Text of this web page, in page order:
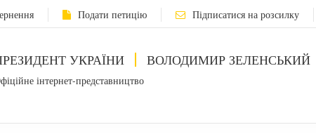
Подати петицію Підписатися на розсилку
УКРАЇНИ ВОЛОДИМИР ЗЕЛЕНСЬКИЙ
інтернет-представництво